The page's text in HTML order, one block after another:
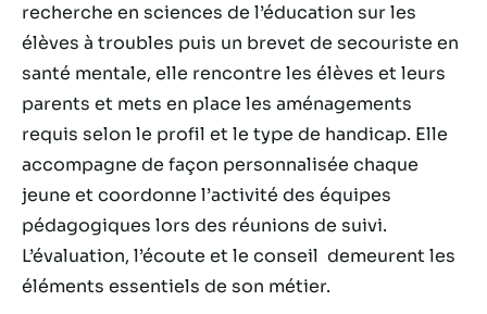
recherche en sciences de l’éducation sur les
élèves à troubles puis un brevet de secouriste en
santé mentale, elle rencontre les élèves et leurs
parents et mets en place les aménagements
requis selon le profil et le type de handicap. Elle
accompagne de façon personnalisée chaque
jeune et coordonne l’activité des équipes
pédagogiques lors des réunions de suivi.
L’évaluation, l’écoute et le conseil demeurent les
éléments essentiels de son métier.